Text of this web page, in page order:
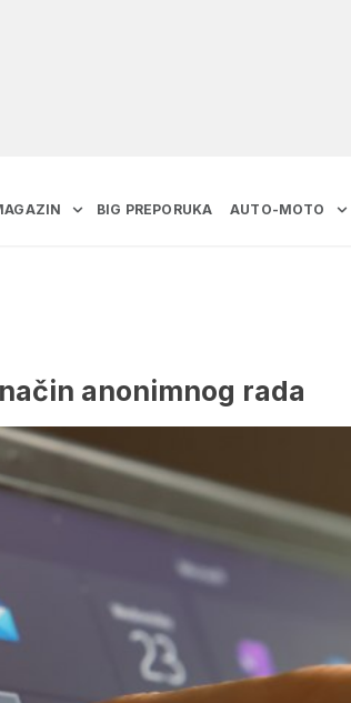
BIG PREPORUKA AUTO-MOTO
anonimnog rada